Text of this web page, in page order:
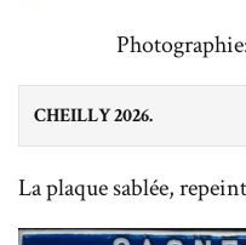
CHEILLY 2026.
La plaque sablée,